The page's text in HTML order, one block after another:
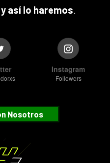
así lo haremos.
Instagram
Followers
Nosotros